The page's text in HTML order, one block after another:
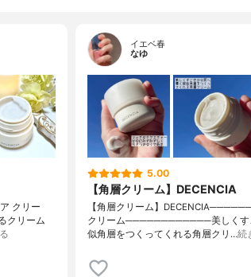
クリー
クリーム
イエベ春
なゆ
5.00
【角層クリーム】DECENCIA
【角層クリーム】
クリーム────────────美しくす
似角層をつくってくれる角層クリ…続